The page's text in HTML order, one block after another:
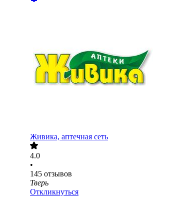
Живика, аптечная сеть
4.0
•
145 отзывов
Тверь
Откликнуться